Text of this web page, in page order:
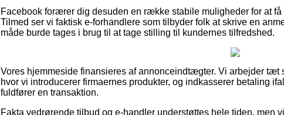
Facebook forærer dig desuden en række stabile muligheder for at
Tilmed ser vi faktisk e-forhandlere som tilbyder folk at skrive en
måde burde tages i brug til at tage stilling til kundernes tilfredshed.
Vores hjemmeside finansieres af annonceindtægter. Vi arbejder tæt
hvor vi introducerer firmaernes produkter, og indkasserer betaling
fuldfører en transaktion.
Fakta vedrørende tilbud og e-handler understøttes hele tiden, men